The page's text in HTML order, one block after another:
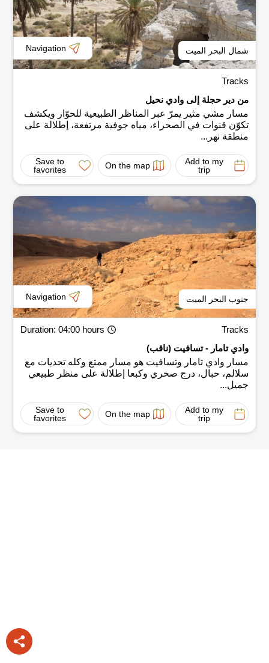
شمال البحر الميت Navigation
Tracks
من دير حجلة إلى وادي نحيل
مسار مشي مثير يمرّ عبر المناظر الطبيعية للحوّار ويكشف
تكوّن قنوات في الصحراء، مياه جوفية مرتفعة، إطلالة على
منطقة نهر...
Add to my
trip
On the map
Save to
favorites
جنوب البحر الميت Navigation
Tracks
Duration: 04:00 hours
وادي تامار - تسافيت (ناقب)
مسار وادي تامار وتسافيت هو مسار ممتع وكله تحديات مع
سلالم، حبال، درج صخري وكبعا إطلالة على منظر طبيعي
جميل...
Add to my
trip
On the map
Save to
favorites